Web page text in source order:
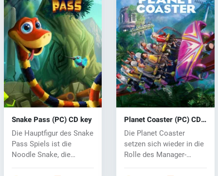
Snake Pass (PC) CD key
Die Hauptfigur des Snake
Pass Spiels ist die
Noodle Snake, die
Planet Coaster (PC) CD
key
Die Planet Coaster
setzen sich wieder in die
Rolle des Manager-